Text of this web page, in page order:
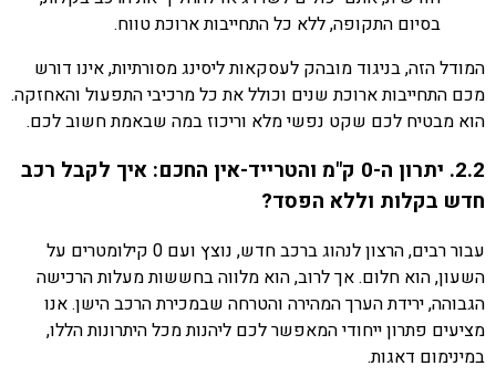
בסיום התקופה, ללא כל התחייבות ארוכת טווח.
המודל הזה, בניגוד מובהק לעסקאות ליסינג מסורתיות, אינו דורש
מכם התחייבות ארוכת שנים וכולל את כל מרכיבי התפעול והאחזקה.
הוא מבטיח לכם שקט נפשי מלא וריכוז במה שבאמת חשוב לכם.
2.2. יתרון ה-0 ק"מ והטרייד-אין החכם: איך לקבל רכב
חדש בקלות וללא הפסד?
עבור רבים, הרצון לנהוג ברכב חדש, נוצץ ועם 0 קילומטרים על
השעון, הוא חלום. אך לרוב, הוא מלווה בחששות מעלות הרכישה
הגבוהה, ירידת הערך המהירה והטרחה שבמכירת הרכב הישן. אנו
מציעים פתרון ייחודי המאפשר לכם ליהנות מכל היתרונות הללו,
במינימום דאגות.